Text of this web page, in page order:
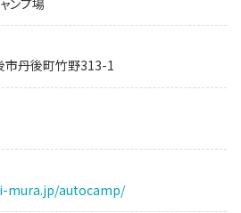
市丹後町竹野313-1
mura.jp/autocamp/